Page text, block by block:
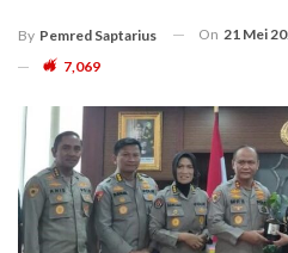
By Pemred Saptarius On 21 Mei
7,069